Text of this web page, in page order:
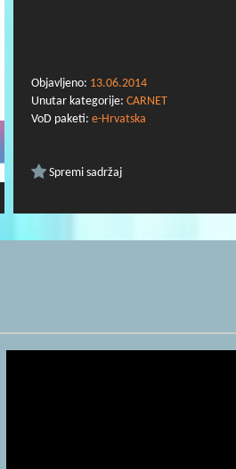
Objavljeno: 13.06.2014
Unutar kategorije: CARNET
VoD paketi: e-Hrvatska
Spremi sadržaj